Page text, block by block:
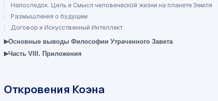
Напоследок. Цель и Смысл человеческой жизни на планете Земля
Размышления о будущем
Договор и Искусственный Интеллект
▸Основные выводы Философии Утраченного Завета
▸Часть VIII. Приложения
Откровения Коэна